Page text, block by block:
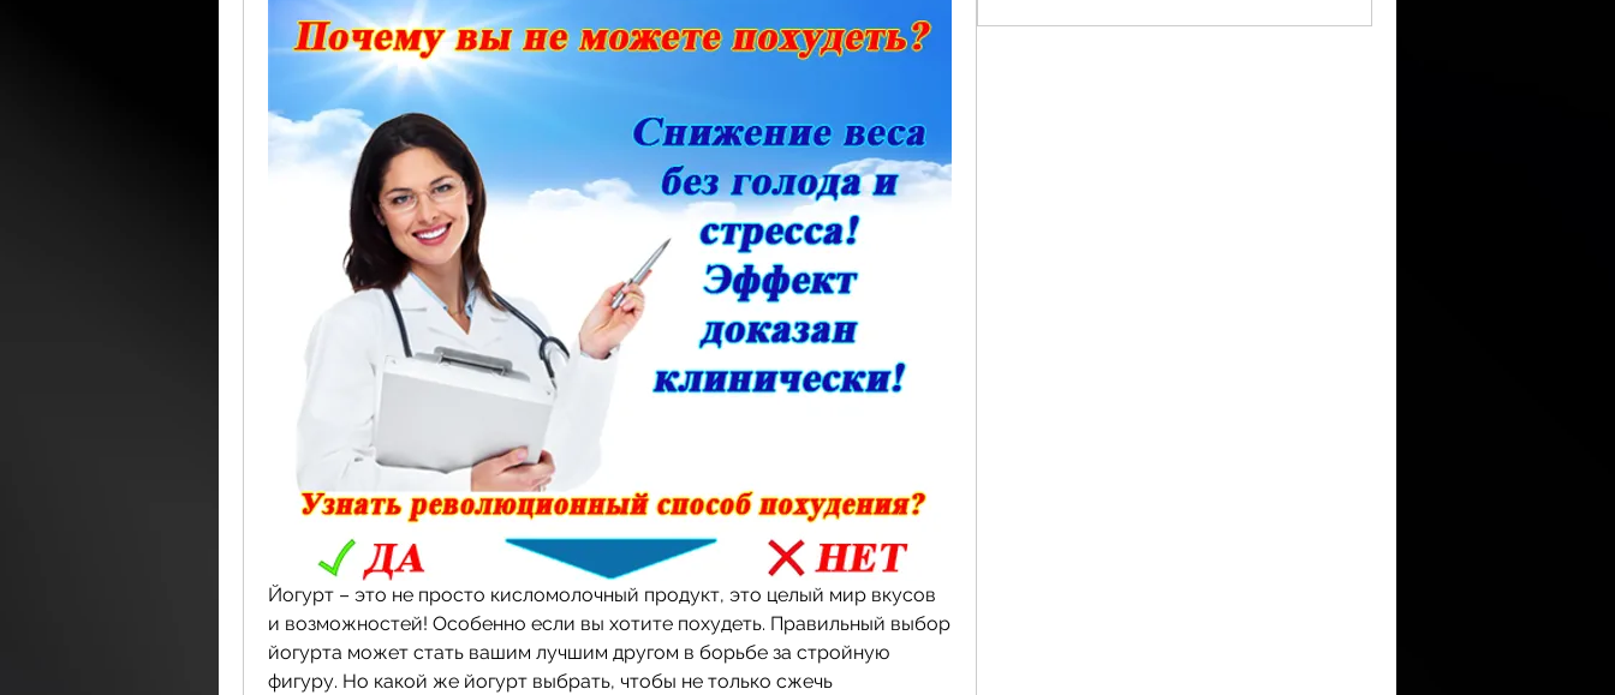
Йогурт – это не просто кисломолочный продукт, это целый мир вкусов
и возможностей! Особенно если вы хотите похудеть. Правильный выбор
йогурта может стать вашим лучшим другом в борьбе за стройную
фигуру. Но какой же йогурт выбрать, чтобы не только сжечь